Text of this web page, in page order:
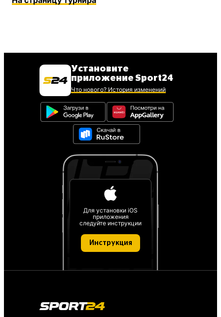
Установите
приложение Sport24
Что нового? История изменений
Для установки iOS
приложения
следуйте инструкции
Инструкция